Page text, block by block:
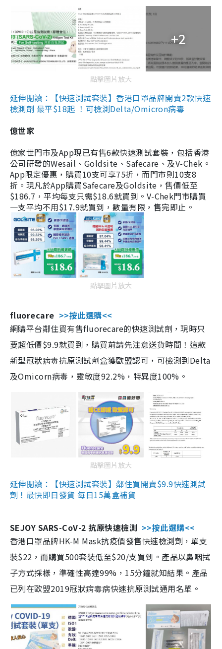
+2
點擊圖片放大
延伸閱讀：【快速測試套裝】香港口罩品牌開賣2款快速
檢測劑 最平$18起 ！可檢測Delta/Omicron病毒
億世家
億家世門市及App現已有售6款快速測試套裝，包括香港
公司研發的Wesail、Goldsite、Safecare、及V-Chek。
App限定優惠，購買10支可享75折，而門市則10支8
折。現凡於App購買Safecare及Goldsite，售價低至
$186.7，平均每支只需$18.6就買到。V-Chek門市購買
一支平均不用$17.9就買到，數量有限，售完即止。
點擊圖片放大
fluorecare >>按此選購<<
網購平台鄰住買有售fluorecare的快速測試劑，現時只
要超低價$9.9就買到，購買前請先注意送貨時間！這款
新型冠狀病毒抗原測試劑盒獲歐盟認可，可檢測到Delta
及Omicorn病毒，靈敏度92.2%，特異度100%。
點擊圖片放大
延伸閱讀：【快速測試套裝】鄰住買開賣$9.9快速測試
劑！最快即日發貨 每日15萬盒補貨
SEJOY SARS-CoV-2 抗原快速檢測 >>按此選購<<
香港口罩品牌HK-M Mask抗疫價發售快速檢測劑，單支
裝$22，而購買500套裝低至$20/支買到。產品以鼻咽拭
子方式採樣，準確性高達99%，15分鐘就知結果。產品
已列在歐盟2019冠狀病毒病快速抗原測試通用名單。